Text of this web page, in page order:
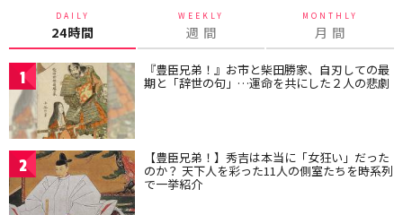
DAILY
24時間
WEEKLY
週 間
MONTHLY
月 間
1 『豊臣兄弟！』お市と柴田勝家、自刃しての最
期と「辞世の句」…運命を共にした２人の悲劇
2 【豊臣兄弟！】秀吉は本当に「女狂い」だった
のか？ 天下人を彩った11人の側室たちを時系列
で一挙紹介